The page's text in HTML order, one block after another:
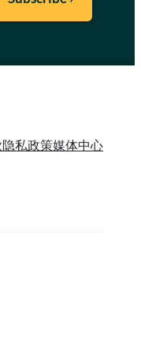
隐私政策媒体中心